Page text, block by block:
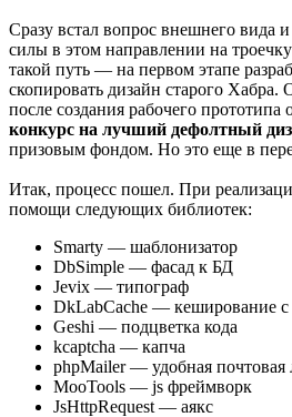
Сразу встал вопрос внешнего вида
силы в этом направлении на
такой путь — на первом этапе
скопировать дизайн старого Хабра.
после создания рабочего
конкурс на лучший дефолтный
призовым фондом. Но это еще в
Итак, процесс пошел. При
помощи следующих библиотек:
Smarty — шаблонизатор
DbSimple — фасад к БД
Jevix — типограф
DkLabCache — кеширование с
Geshi — подцветка кода
kcaptcha — капча
phpMailer — удобная почтовая
MooTools — js фреймворк
JsHttpRequest — аякс